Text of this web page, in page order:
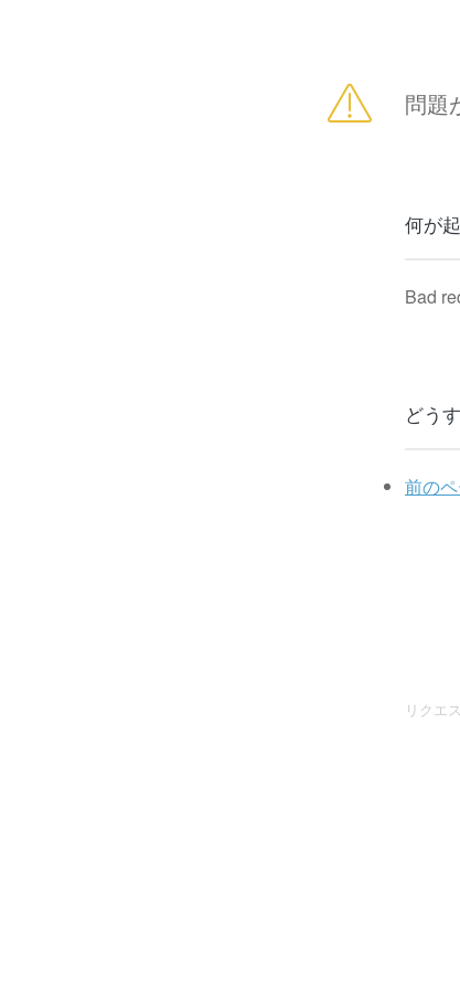
問題
何が
Bad
どう
前のペ
リクエ